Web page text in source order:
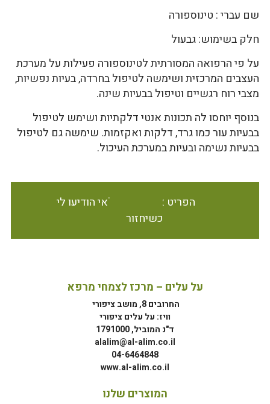
שם עברי : טינוספורה
חלק בשימוש: גבעול
על פי הרפואה המסורתית לטינוספורה פעילות על מערכת
העצבים המרכזית ושימשה לטיפול בחרדה, בעיות נפשיות,
מצבי רוח רגשיים וטיפול בבעיות שינה.
בנוסף יוחסו לה תכונות אנטי דלקתיות ושימש לטיפול
בבעיות עור כמו גרד, דלקות ואקזמות. שימשה גם לטיפול
בבעיות נשימה ובעיות במערכת העיכול.
הפריט אינו זמין במלאי הודיעו לי
כשיחזור
על עלים – מרכז לצמחי מרפא
החרובים 8, מושב ציפורי
וויז: על עלים ציפורי
ד"נ המוביל, 1791000
alalim@al-alim.co.il
04-6464848
www.al-alim.co.il
המוצרים שלנו